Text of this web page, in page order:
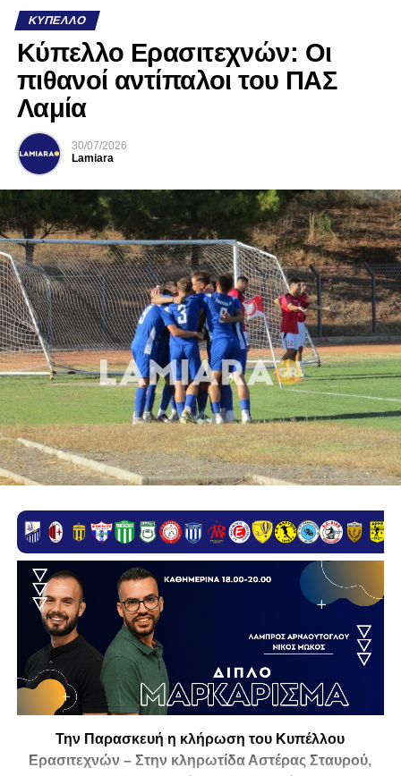
ΚΎΠΕΛΛΟ
Κύπελλο Ερασιτεχνών: Οι
πιθανοί αντίπαλοι του ΠΑΣ
Λαμία
30/07/2026
Lamiara
Την Παρασκευή η κλήρωση του Κυπέλλου
Ερασιτεχνών – Στην κληρωτίδα Αστέρας Σταυρού,